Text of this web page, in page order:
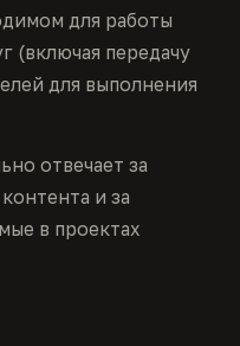
для работы
(включая передачу
для выполнения
отвечает за
и за
в проектах